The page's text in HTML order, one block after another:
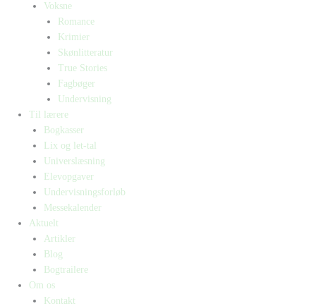
Voksne
Romance
Krimier
Skønlitteratur
True Stories
Fagbøger
Undervisning
Til lærere
Bogkasser
Lix og let-tal
Universlæsning
Elevopgaver
Undervisningsforløb
Messekalender
Aktuelt
Artikler
Blog
Bogtrailere
Om os
Kontakt